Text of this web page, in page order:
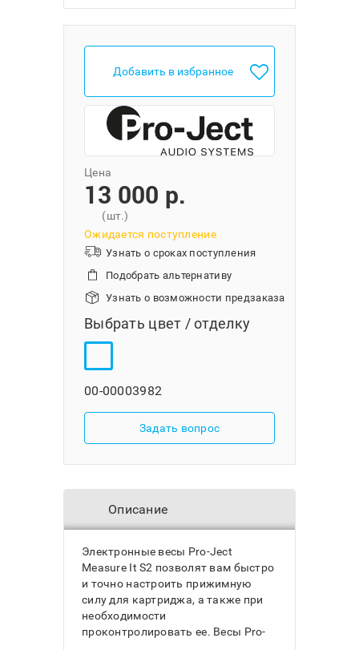
Добавить в избранное
Цена
13 000 p.
(шт.)
Ожидается поступление
Узнать о сроках поступления
Подобрать альтернативу
Узнать о возможности предзаказа
Выбрать цвет / отделку
00-00003982
Задать вопрос
Описание
Электронные весы Pro-Ject
Measure It S2 позволят вам быстро
и точно настроить прижимную
силу для картриджа, а также при
необходимости
проконтролировать ее. Весы Pro-